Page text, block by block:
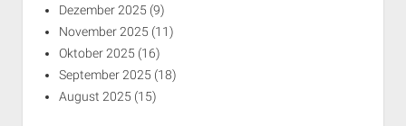
Dezember 2025 (9)
November 2025 (11)
Oktober 2025 (16)
September 2025 (18)
August 2025 (15)